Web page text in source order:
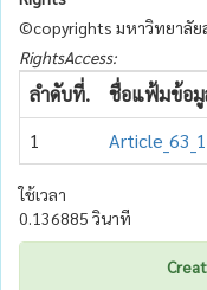
©copyrights มหาวิทยาลัย
RightsAccess:
ลำดับที่. ชื่อแฟ้มข้อ
1
ใช้เวลา
0.136885 วินาที